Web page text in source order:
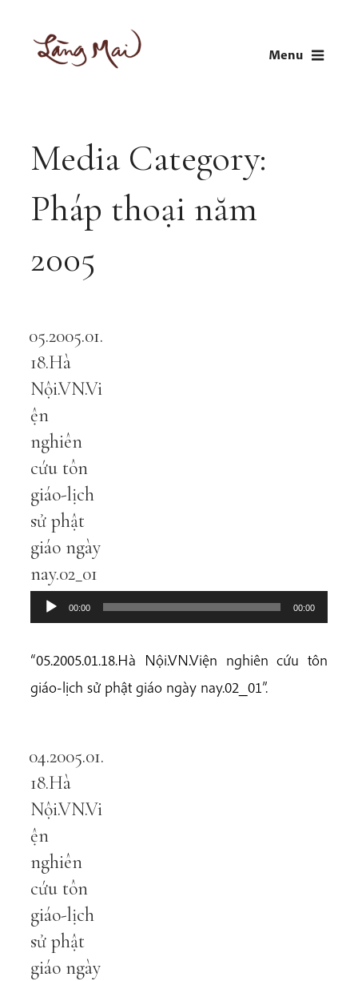
content
Menu
Media Category:
Pháp thoại năm
2005
05.2005.01.
18.Hà
Nội.VN.Vi
ện
nghiên
cứu tôn
giáo-lịch
sử phật
giáo ngày
nay.02_01
00:00 00:00
“05.2005.01.18.Hà Nội.VN.Viện nghiên cứu tôn
giáo-lịch sử phật giáo ngày nay.02_01”.
04.2005.01.
18.Hà
Nội.VN.Vi
ện
nghiên
cứu tôn
giáo-lịch
sử phật
giáo ngày